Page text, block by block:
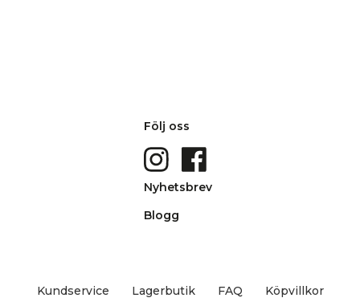
Följ oss
Nyhetsbrev
Blogg
Kundservice Lagerbutik FAQ Köpvillkor